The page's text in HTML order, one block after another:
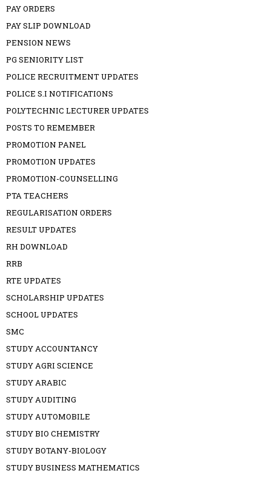
PAY ORDERS
PAY SLIP DOWNLOAD
PENSION NEWS
PG SENIORITY LIST
POLICE RECRUITMENT UPDATES
POLICE S.I NOTIFICATIONS
POLYTECHNIC LECTURER UPDATES
POSTS TO REMEMBER
PROMOTION PANEL
PROMOTION UPDATES
PROMOTION-COUNSELLING
PTA TEACHERS
REGULARISATION ORDERS
RESULT UPDATES
RH DOWNLOAD
RRB
RTE UPDATES
SCHOLARSHIP UPDATES
SCHOOL UPDATES
SMC
STUDY ACCOUNTANCY
STUDY AGRI SCIENCE
STUDY ARABIC
STUDY AUDITING
STUDY AUTOMOBILE
STUDY BIO CHEMISTRY
STUDY BOTANY-BIOLOGY
STUDY BUSINESS MATHEMATICS